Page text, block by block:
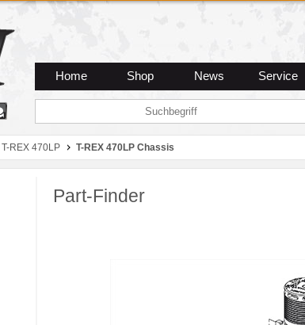
Home Shop News Service
T-REX 470LP T-REX 470LP Chassis
Part-Finder